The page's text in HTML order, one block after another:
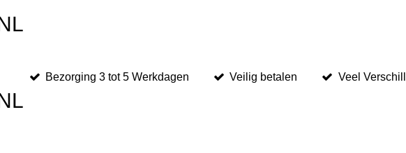
Bezorging 3 tot 5 Werkdagen Veilig betalen Veel